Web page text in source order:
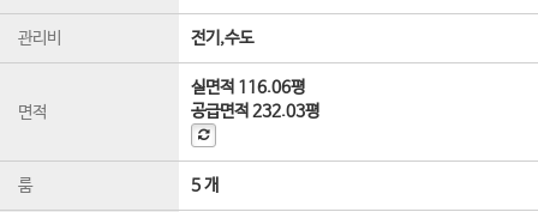
관리비 전기,수도
면적
실면적 116.06평
공급면적232.03평
룸 5 개